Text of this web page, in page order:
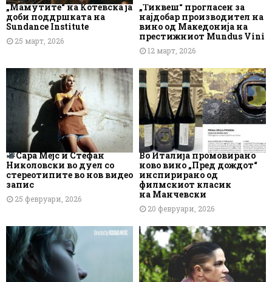
„Мамутите“ на Котевска ја
доби поддршката на
Sundance Institute
25 март, 2026
„Тиквеш“ прогласен за
најдобар производител на
вино од Македонија на
престижниот Mundus Vini
12 март, 2026
Сара Мејс и Стефан
Николовски во дуел со
стереотипите во нов видео
запис
25 февруари, 2026
Во Италија промовирано
ново вино „Пред дождот“
инспирирано од
филмскиот класик
на Манчевски
20 февруари, 2026